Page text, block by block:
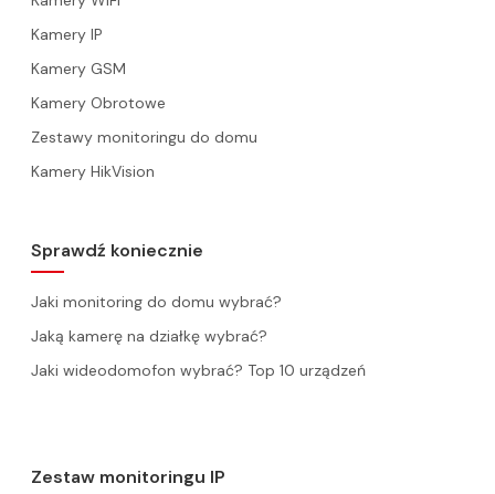
Kamery IP
Kamery GSM
Kamery Obrotowe
Zestawy monitoringu do domu
Kamery HikVision
Sprawdź koniecznie
Jaki monitoring do domu wybrać?
Jaką kamerę na działkę wybrać?
Jaki wideodomofon wybrać? Top 10 urządzeń
Zestaw monitoringu IP